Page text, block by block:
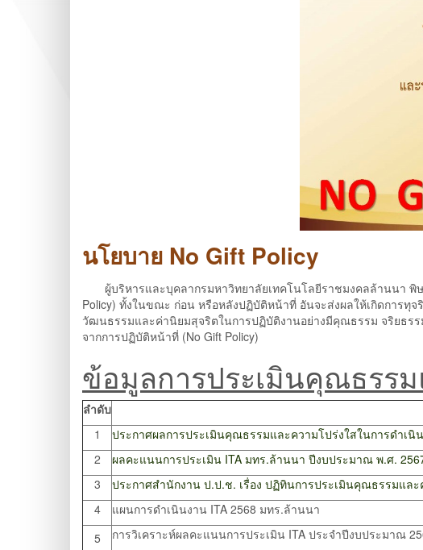
นโยบาย No Gift Policy
ผู้บริหารและบุคลากรมหาวิทยาลัยเทคโนโลยีราชมงคลล้านนา พิ
Policy) ทั้งในขณะ ก่อน หรือหลังปฏิบัติหน้าที่ อันจะส่งผลให้เกิดการทุ
วัฒนธรรมและค่านิยมสุจริตในการปฏิบัติงานอย่างมีคุณธรรม จริยธ
จากการปฏิบัติหน้าที่ (No Gift Policy)
ข้อมูลการประเมินคุณธรร
ลำดับ
1
ประกาศผลการประเมินคุณธรรมและความโปร่งใสในการดำเนิ
2
ผลคะแนนการประเมิน ITA มทร.ล้านนา ปีงบประมาณ พ.ศ.
3
ประกาศสำนักงาน ป.ป.ช. เรื่อง ปฏิทินการประเมินคุณธรรมแล
4
แผนการดำเนินงาน ITA 2568 มทร.ล้านนา
5
การวิเคราะห์ผลคะแนนการประเมิน ITA ประจำปีงบประมาณ